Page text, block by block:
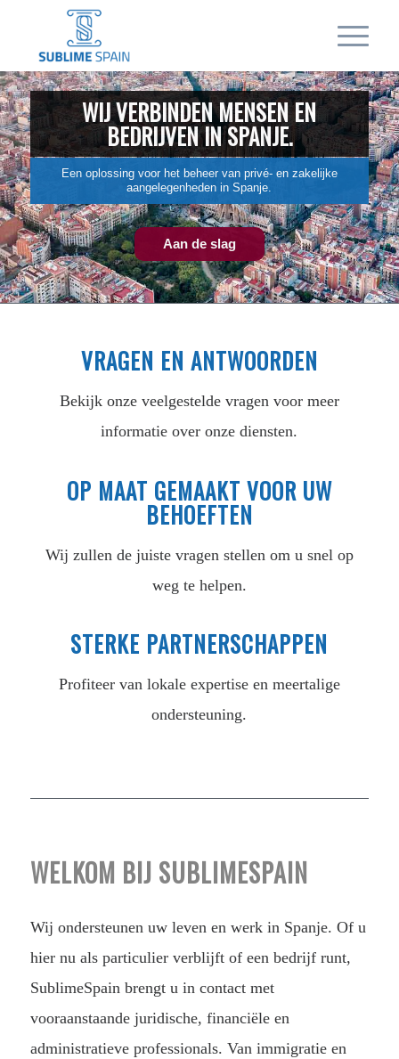
WIJ VERBINDEN MENSEN EN
BEDRIJVEN IN SPANJE.
Een oplossing voor het beheer van privé- en zakelijke
aangelegenheden in Spanje.
Aan de slag
VRAGEN EN ANTWOORDEN
Bekijk onze veelgestelde vragen voor meer
informatie over onze diensten.
OP MAAT GEMAAKT VOOR UW
BEHOEFTEN
Wij zullen de juiste vragen stellen om u snel op
weg te helpen.
STERKE PARTNERSCHAPPEN
Profiteer van lokale expertise en meertalige
ondersteuning.
WELKOM BIJ SUBLIMESPAIN
Wij ondersteunen uw leven en werk in Spanje. Of u
hier nu als particulier verblijft of een bedrijf runt,
SublimeSpain brengt u in contact met
vooraanstaande juridische, financiële en
administratieve professionals. Van immigratie en